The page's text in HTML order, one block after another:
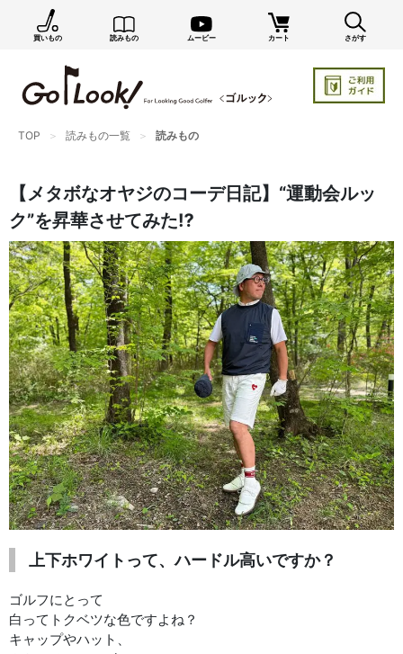
買いもの 読みもの ムービー カート さがす
TOP 読みもの一覧 読みもの
【メタボなオヤジのコーデ日記】“運動会ルッ
ク”を昇華させてみた⁉︎
上下ホワイトって、ハードル高いですか？
ゴルフにとって
白ってトクベツな色ですよね？
キャップやハット、